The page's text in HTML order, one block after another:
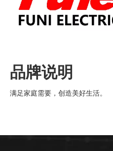
品牌说明
满足家庭需要，创造美好生活。